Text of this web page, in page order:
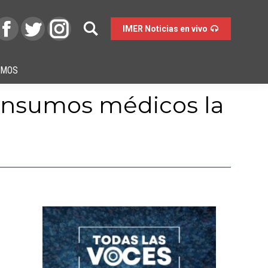
IMER Noticias en vivo
médicos la